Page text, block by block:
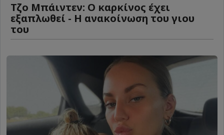
Τζο Μπάιντεν: Ο καρκίνος έχει
εξαπλωθεί - Η ανακοίνωση του γιου
του